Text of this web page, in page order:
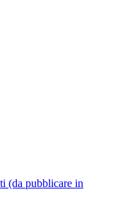
(da pubblicare in